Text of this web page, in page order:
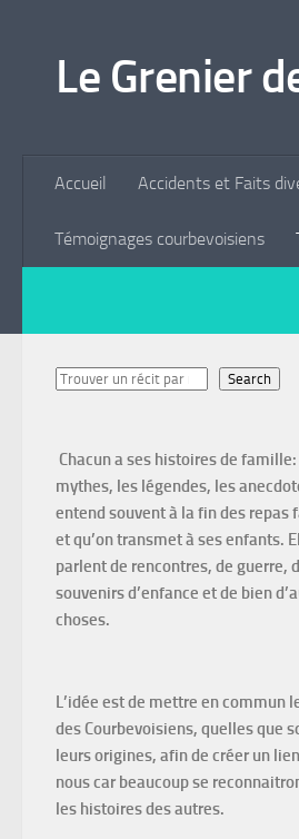
Le Grenier
Accueil Accidents et Faits
Témoignages courbevoisiens
Search Search
Chacun a ses histoires de
mythes, les légendes, les
entend souvent à la fin des repas
et qu’on transmet à ses enfants.
parlent de rencontres, de guerre,
souvenirs d’enfance et de bien
choses.
L’idée est de mettre en commun
des Courbevoisiens, quelles que
leurs origines, afin de créer un
nous car beaucoup se
les histoires des autres.